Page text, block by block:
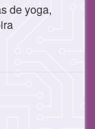
de yoga,